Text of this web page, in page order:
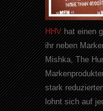
HHVhat einen
ihr neben
Mishka, The
stark
lohnt sich auf